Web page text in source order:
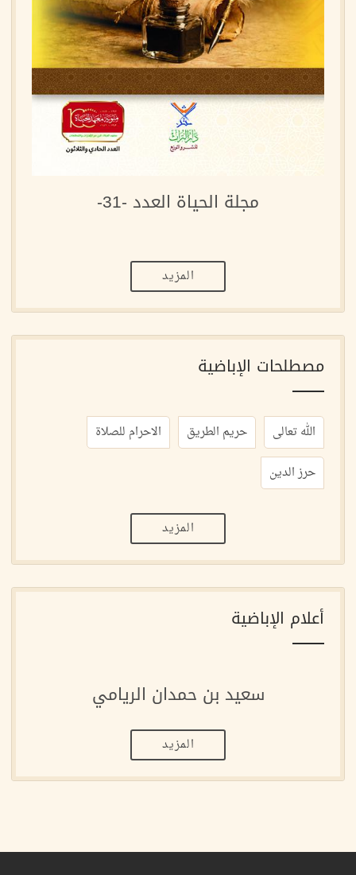
مجلة الحياة العدد -31-
المزيد
مصطلحات الإباضية
الله تعالى حريم الطريق
الاحرام للصلاة
حرز الدين
المزيد
أعلام الإباضية
سعيد بن حمدان الريامي
المزيد